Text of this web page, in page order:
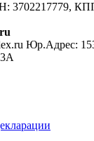
Юр.Адрес: